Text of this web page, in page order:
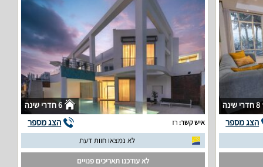
8 חדרי שינה
הצג מספר
6 חדרי שינה
איש קשר: רז הצג מספר
לא נמצאו חוות דעת
לא עודכנו תאריכים פנויים